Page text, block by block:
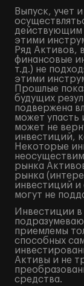
Выпуск, учет
действующим
этими
Ряд Активов,
финансовые
т.д.) не
этими
Прошлые
будущих
подвержена
может упасть
может не
инвестиций,
Некоторые
рынка
рынка
инвестиций и
могут не
Инвестиции
приемлемы
способных
Активы и не
средства.